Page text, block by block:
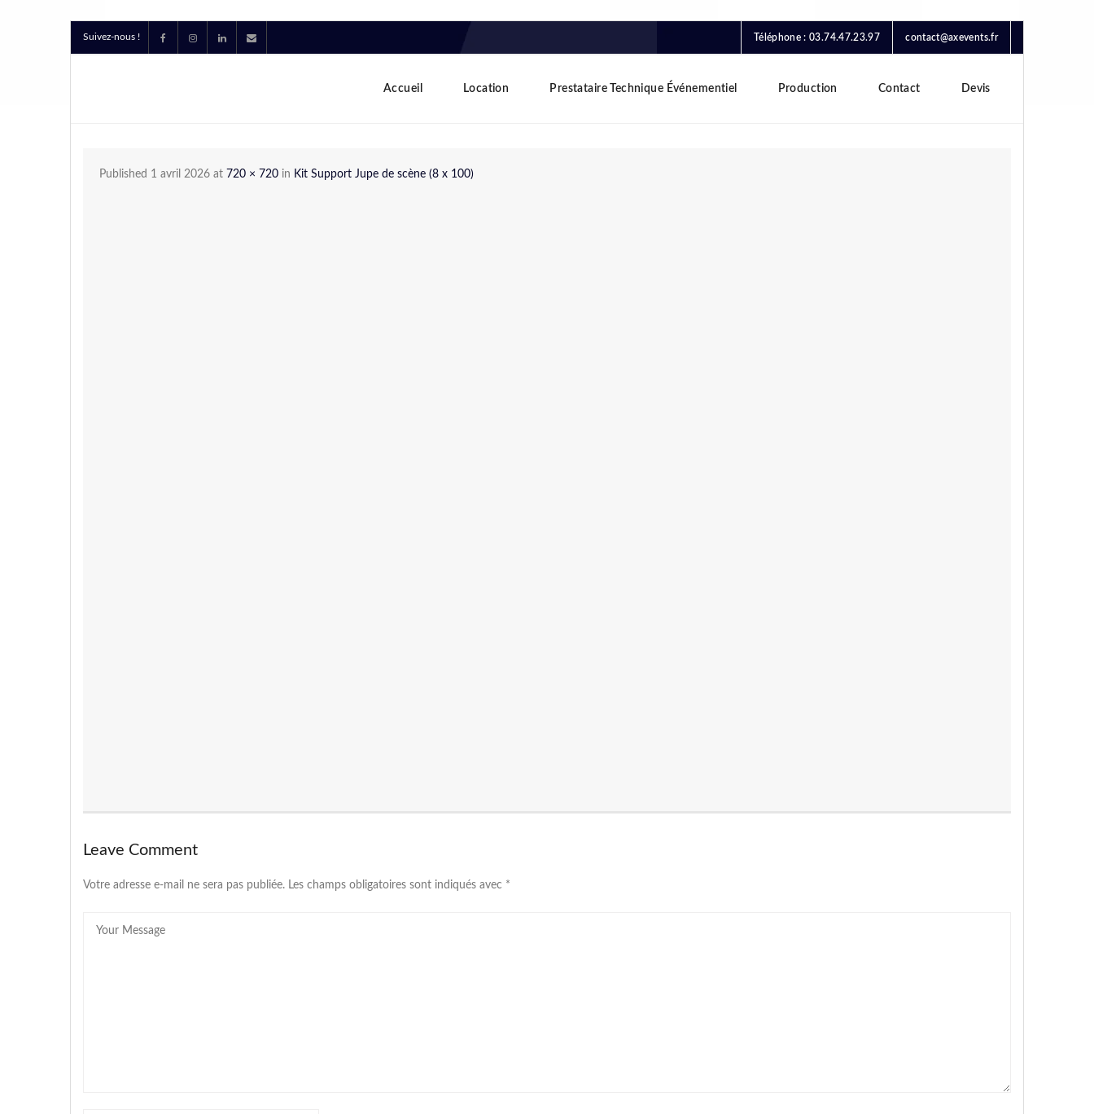
Suivez-nous ! Téléphone : 03.74.47.23.97 contact@axevents.fr
Accueil Location Prestataire Technique Événementiel Production Contact Devis
Published 1 avril 2026 at 720 × 720 in Kit Support Jupe de scène (8 x 100)
Leave Comment
Votre adresse e-mail ne sera pas publiée. Les champs obligatoires sont indiqués avec *